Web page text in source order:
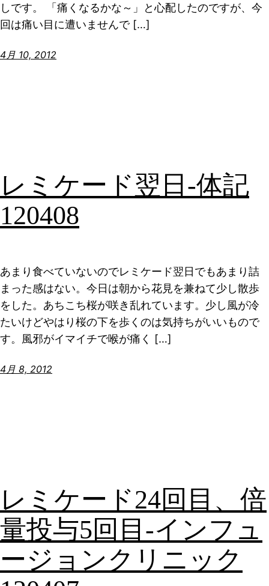
しです。 「痛くなるかな～」と心配したのですが、今
回は痛い目に遭いませんで […]
4月 10, 2012
レミケード翌日-体記
120408
あまり食べていないのでレミケード翌日でもあまり詰
まった感はない。今日は朝から花見を兼ねて少し散歩
をした。あちこち桜が咲き乱れています。少し風が冷
たいけどやはり桜の下を歩くのは気持ちがいいもので
す。風邪がイマイチで喉が痛く […]
4月 8, 2012
レミケード24回目、倍
量投与5回目-インフュ
ージョンクリニック